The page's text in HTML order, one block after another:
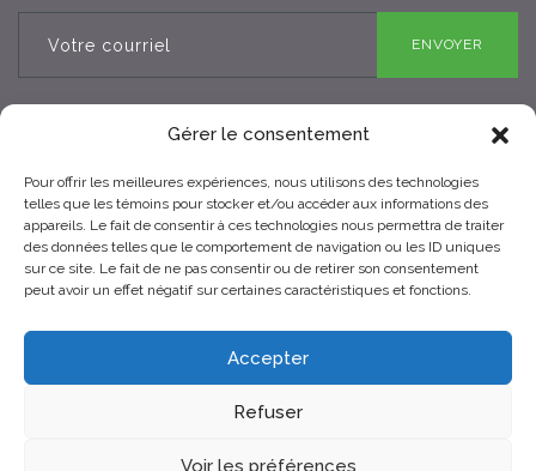
Gérer le consentement
Pour offrir les meilleures expériences, nous utilisons des technologies
telles que les témoins pour stocker et/ou accéder aux informations des
appareils. Le fait de consentir à ces technologies nous permettra de traiter
des données telles que le comportement de navigation ou les ID uniques
sur ce site. Le fait de ne pas consentir ou de retirer son consentement
peut avoir un effet négatif sur certaines caractéristiques et fonctions.
Accepter
Refuser
Voir les préférences
ENVOYER
RBQ 8330-0970-25
© 2021 Toits Vertige. Tous droits réservés.